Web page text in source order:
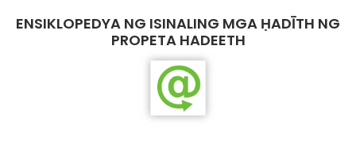
ENSIKLOPEDYA NG ISINALING MGA ḤADĪTH NG
PROPETA HADEETH